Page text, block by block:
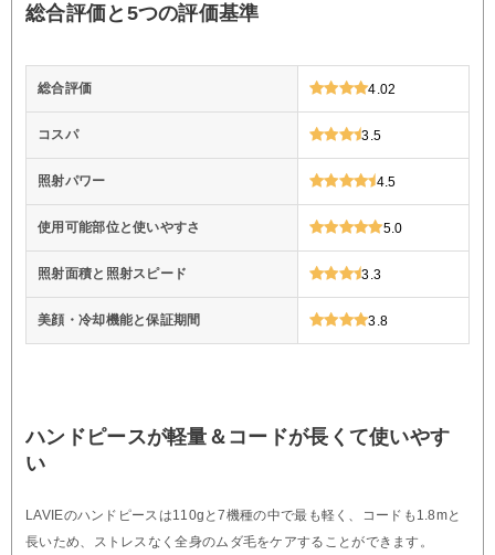
総合評価と5つの評価基準
総合評価 4.02
コスパ 3.5
照射パワー 4.5
使用可能部位と使いやすさ 5.0
照射面積と照射スピード 3.3
美顔・冷却機能と保証期間 3.8
ハンドピースが軽量＆コードが長くて使いやす
い
LAVIEのハンドピースは110gと7機種の中で最も軽く、コードも1.8mと
長いため、ストレスなく全身のムダ毛をケアすることができます。